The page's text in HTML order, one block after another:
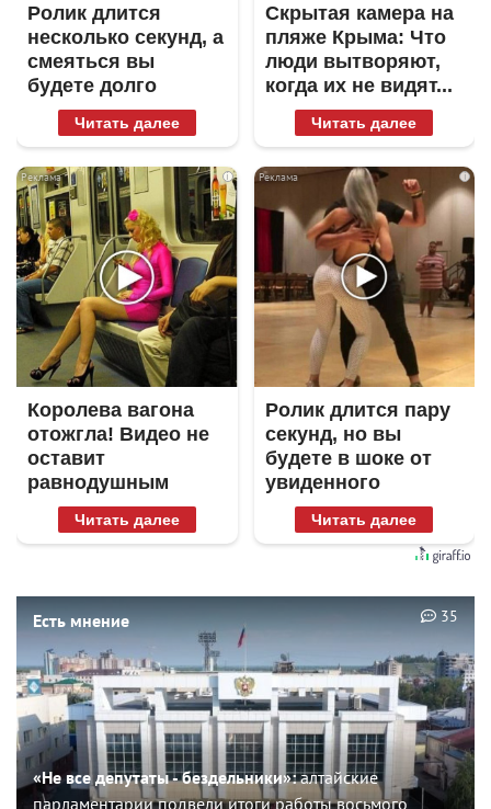
Ролик длится
несколько секунд, а
смеяться вы
будете долго
Читать далее
Скрытая камера на
пляже Крыма: Что
люди вытворяют,
когда их не видят...
Читать далее
i
Королева вагона
отожгла! Видео не
оставит
равнодушным
Читать далее
i
Ролик длится пару
секунд, но вы
будете в шоке от
увиденного
Читать далее
Есть мнение
«Не все депутаты - бездельники»:алтайские
парламентарии подвели итоги работы восьмого
35